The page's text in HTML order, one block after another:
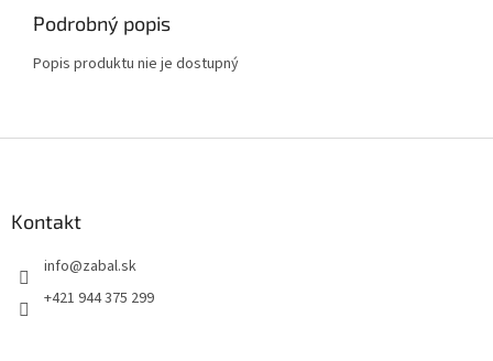
Podrobný popis
Popis produktu nie je dostupný
Kontakt
info@zabal.sk
+421 944 375 299